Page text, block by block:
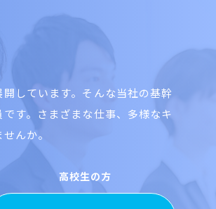
しています。そんな当社の基幹
す。さまざまな仕事、多様なキ
んか。
高校生の方